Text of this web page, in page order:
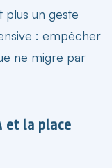
plus un geste
: empêcher
ne migre par
et la place